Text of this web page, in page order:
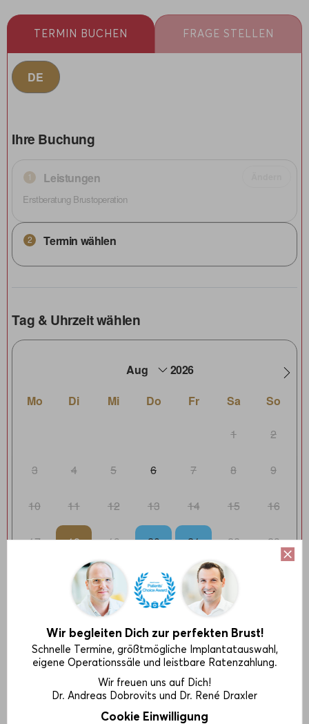
TERMIN BUCHEN FRAGE STELLEN
Wir begleiten Dich zur perfekten Brust!
Schnelle Termine, größtmögliche Implantatauswahl,
eigene Operationssäle und leistbare Ratenzahlung.
Wir freuen uns auf Dich!
Dr. Andreas Dobrovits und Dr. René Draxler
Cookie Einwilligung